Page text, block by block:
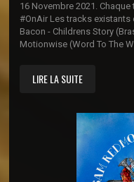
16 Novembre 2021.
#OnAir Les tracks existants
Bacon - Childrens Story
Motionwise (Word To The
LIRE LA SUITE